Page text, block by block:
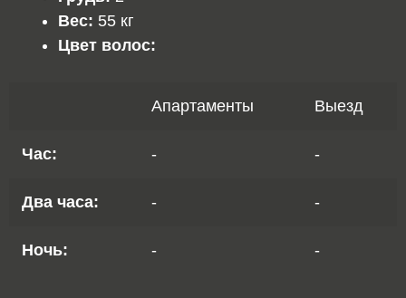
Вес: 55 кг
Цвет волос:
Апартаменты Выезд
Час: - -
Два часа: - -
Ночь: - -